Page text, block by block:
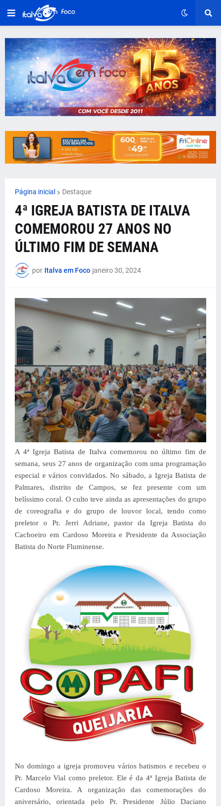
Página inicial Destaque
4ª IGREJA BATISTA DE ITALVA
COMEMOROU 27 ANOS NO
ÚLTIMO FIM DE SEMANA
por Italva em Foco janeiro 30, 2024
A 4ª Igreja Batista de Italva comemorou no último fim de
semana, seus 27 anos de organização com uma programação
especial e vários convidados. No sábado, a Igreja Batista de
Palmares, distrito de Campos, se fez presente com um
belíssimo coral. O culto teve ainda as apresentações do grupo
de coreografia e do grupo de louvor local, tendo como
preletor o Pr. Jerri Adriane, pastor da Igreja Batista do
Cachoeiro em Cardoso Moreira e Presidente da Associação
Batista do Norte Fluminense.
No domingo a igreja promoveu vários batismos e recebeu o
Pr. Marcelo Vial como preletor. Ele é da 4ª Igreja Batista de
Cardoso Moreira. A organização das comemorações do
aniversário, orientada pelo Pr. Presidente Júlio Daciano